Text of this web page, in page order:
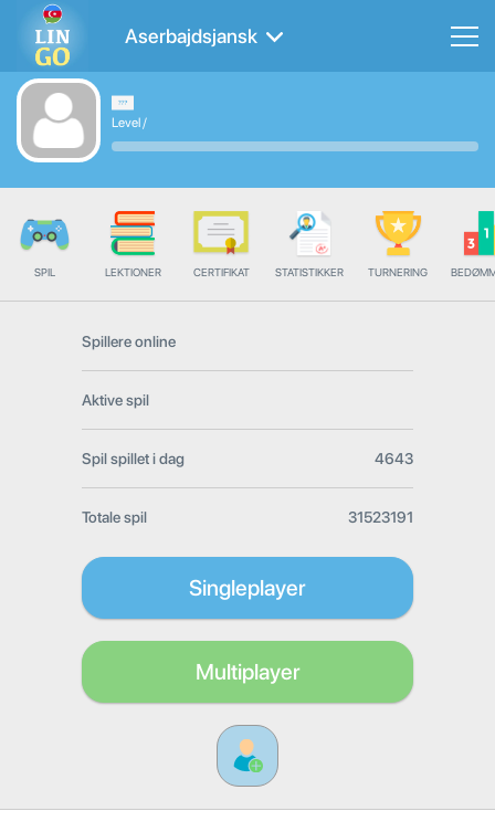
Aserbajdsjansk
Level/
SPIL LEKTIONER CERTIFIKAT STATISTIKKER TURNERING
Spillere online
Aktive spil
Spil spillet i dag 4643
Totale spil 31523191
Singleplayer
Multiplayer